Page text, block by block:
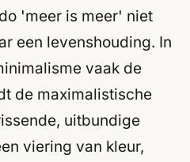
'meer is meer' niet
een levenshouding. In
vaak de
de maximalistische
uitbundige
viering van kleur,